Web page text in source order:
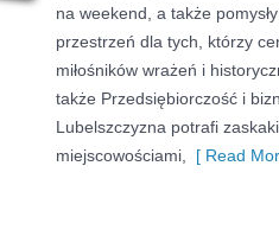
na weekend, a także
przestrzeń dla tych, którzy
miłośników wrażeń i
także Przedsiębiorczość i
Lubelszczyzna potrafi
miejscowościami,
[ Read